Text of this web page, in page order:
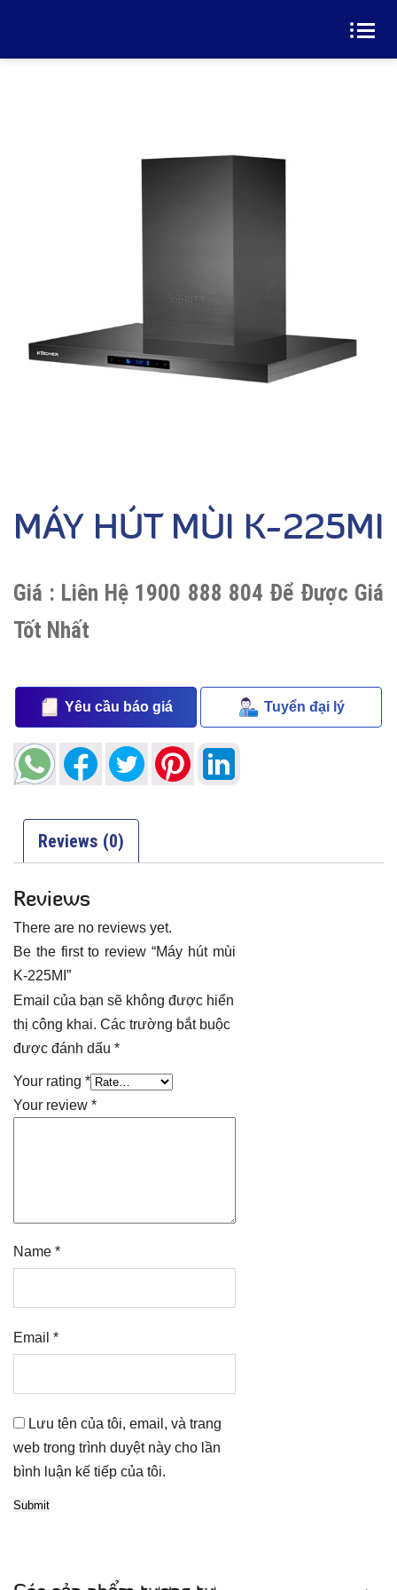
MÁY HÚT MÙI K-225MI
Giá : Liên Hệ 1900 888 804 Để Được Giá
Tốt Nhất
Yêu cầu báo giá Tuyển đại lý
Reviews (0)
Reviews
There are no reviews yet.
Be the first to review “Máy hút mùi
K-225MI”
Email của bạn sẽ không được hiển
thị công khai. Các trường bắt buộc
được đánh dấu *
Your rating *
Your review *
Name *
Email *
Lưu tên của tôi, email, và trang
web trong trình duyệt này cho lần
bình luận kế tiếp của tôi.